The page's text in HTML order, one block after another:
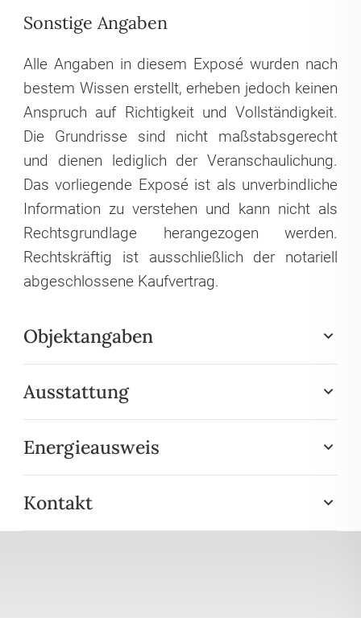
Sonstige Angaben
Alle Angaben in diesem Exposé wurden nach
bestem Wissen erstellt, erheben jedoch keinen
Anspruch auf Richtigkeit und Vollständigkeit.
Die Grundrisse sind nicht maßstabsgerecht
und dienen lediglich der Veranschaulichung.
Das vorliegende Exposé ist als unverbindliche
Information zu verstehen und kann nicht als
Rechtsgrundlage herangezogen werden.
Rechtskräftig ist ausschließlich der notariell
abgeschlossene Kaufvertrag.
Objektangaben
Ausstattung
Energieausweis
Kontakt